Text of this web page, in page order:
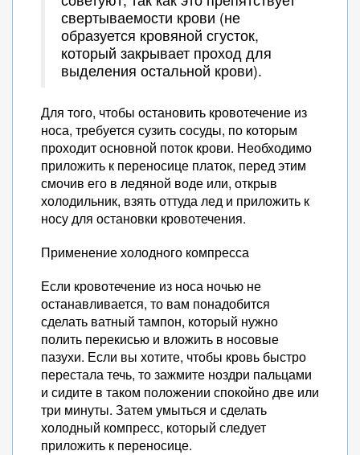
свертываемости крови (не
образуется кровяной сгусток,
который закрывает проход для
выделения остальной крови).
Для того, чтобы остановить кровотечение из
носа, требуется сузить сосуды, по которым
проходит основной поток крови. Необходимо
приложить к переносице платок, перед этим
смочив его в ледяной воде или, открыв
холодильник, взять оттуда лед и приложить к
носу для остановки кровотечения.
Применение холодного компресса
Если кровотечение из носа ночью не
останавливается, то вам понадобится
сделать ватный тампон, который нужно
полить перекисью и вложить в носовые
пазухи. Если вы хотите, чтобы кровь быстро
перестала течь, то зажмите ноздри пальцами
и сидите в таком положении спокойно две или
три минуты. Затем умыться и сделать
холодный компресс, который следует
приложить к переносице.